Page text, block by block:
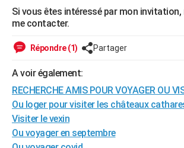
Alimentation
Guide de la santé
Maladies
Médicaments
Sommeil
VOYAGE
PHOTO
BONS PLANS
CARTE DE VOEUX
Carte de Noël
Carte Bonne année
Carte Saint-Valentin
Carte Pâques
Carte d'anniversaire
DICTIONNAIRE
Si vous êtes intéressé par mon invitation,
me contacter.
Répondre (1) Partager
A voir également:
RECHERCHE AMIS POUR VOYAGER OU
Ou loger pour visiter les châteaux
Visiter le vexin
Ou voyager en septembre